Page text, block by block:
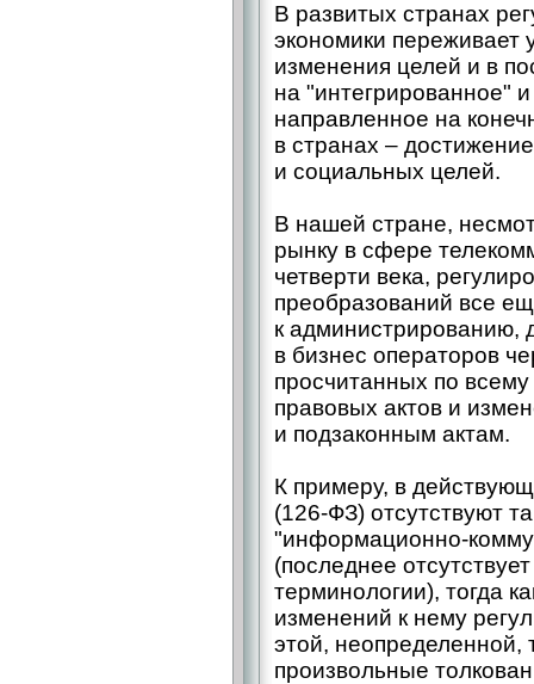
В развитых странах
экономики переживает
изменения целей и в
на "интегрированное"
направленное на
в странах –
и социальных целей.
В нашей стране,
рынку в сфере
четверти века,
преобразований все
к администрированию,
в бизнес операторов
просчитанных по
правовых актов и
и подзаконным актам.
К примеру, в
(126-ФЗ) отсутствуют
"информационно-
(последнее
терминологии), тогда
изменений к нему
этой, неопределенной,
произвольные